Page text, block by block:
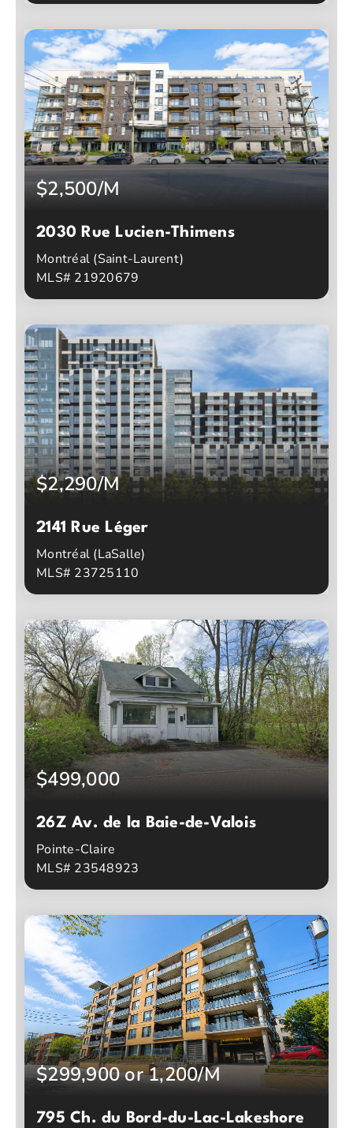
Chambres à coucher
Salles de bain
$2,500/M
2030 Rue Lucien-Thimens
Montréal (Saint-Laurent)
MLS# 21920679
Chambres à coucher
Salles de bain
$2,290/M
2141 Rue Léger
Montréal (LaSalle)
MLS# 23725110
Chambres à coucher
Salles de bain
$499,000
26Z Av. de la Baie-de-Valois
Pointe-Claire
MLS# 23548923
Chambres à coucher
Salles de bain
$299,900 or 1,200/M
795 Ch. du Bord-du-Lac-Lakeshore